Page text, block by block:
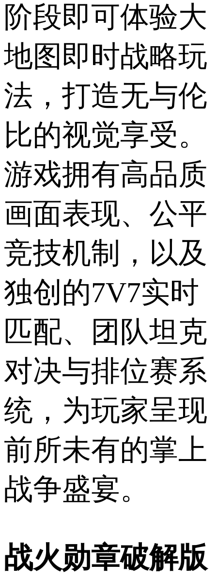
阶段即可体验大
地图即时战略玩
法，打造无与伦
比的视觉享受。
游戏拥有高品质
画面表现、公平
竞技机制，以及
独创的7V7实时
匹配、团队坦克
对决与排位赛系
统，为玩家呈现
前所未有的掌上
战争盛宴。
战火勋章破解版